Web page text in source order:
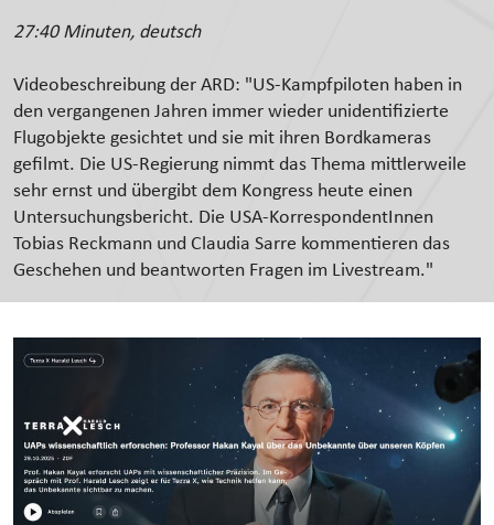
27:40 Minuten, deutsch
Videobeschreibung der ARD: "US-Kampfpiloten haben in
den vergangenen Jahren immer wieder unidentifizierte
Flugobjekte gesichtet und sie mit ihren Bordkameras
gefilmt. Die US-Regierung nimmt das Thema mittlerweile
sehr ernst und übergibt dem Kongress heute einen
Untersuchungsbericht. Die USA-KorrespondentInnen
Tobias Reckmann und Claudia Sarre kommentieren das
Geschehen und beantworten Fragen im Livestream."